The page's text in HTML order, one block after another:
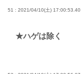
51 : 2021/04/10(土) 17:00:53.40
★ハゲは除く